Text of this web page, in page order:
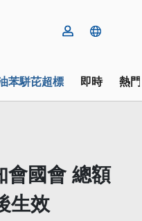
苯駢芘超標 即時 熱
會國會 總額
生效